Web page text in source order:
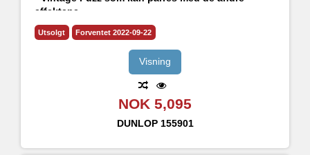
effektene
• Juster volum og Q
• Juster intensitet, volum og EQ for fuzz
Utsolgt Forventet 2022-09-22
Visning
NOK 5,095
DUNLOP 155901